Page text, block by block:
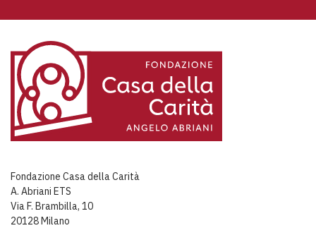
Fondazione Casa della Carità
A. Abriani ETS
Via F. Brambilla, 10
20128 Milano